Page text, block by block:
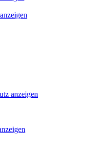
anzeigen